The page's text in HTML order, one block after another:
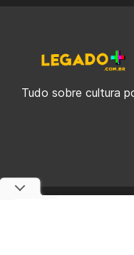
Tudo sobre cultura